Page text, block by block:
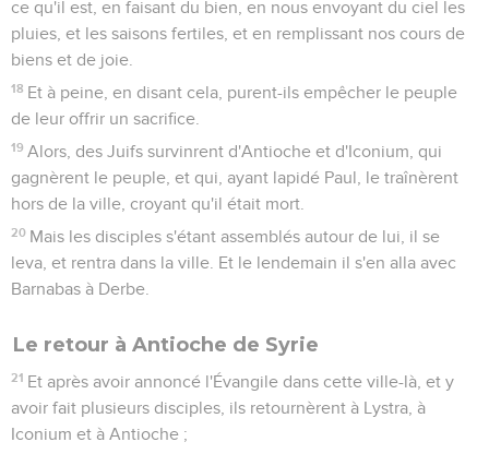
ce qu'il est, en faisant du bien, en nous envoyant du ciel les
pluies, et les saisons fertiles, et en remplissant nos cours de
biens et de joie.
18 Et à peine, en disant cela, purent-ils empêcher le peuple
de leur offrir un sacrifice.
19 Alors, des Juifs survinrent d'Antioche et d'Iconium, qui
gagnèrent le peuple, et qui, ayant lapidé Paul, le traînèrent
hors de la ville, croyant qu'il était mort.
20 Mais les disciples s'étant assemblés autour de lui, il se
leva, et rentra dans la ville. Et le lendemain il s'en alla avec
Barnabas à Derbe.
Le retour à Antioche de Syrie
21 Et après avoir annoncé l'Évangile dans cette ville-là, et y
avoir fait plusieurs disciples, ils retournèrent à Lystra, à
Iconium et à Antioche ;